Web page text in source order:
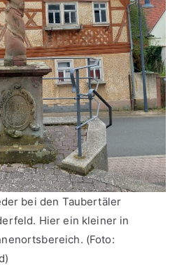
bei den Taubertäler
Hier ein kleiner in
(Foto: